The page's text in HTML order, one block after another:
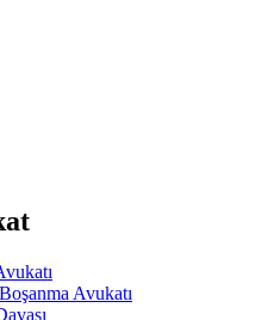
Avukatı